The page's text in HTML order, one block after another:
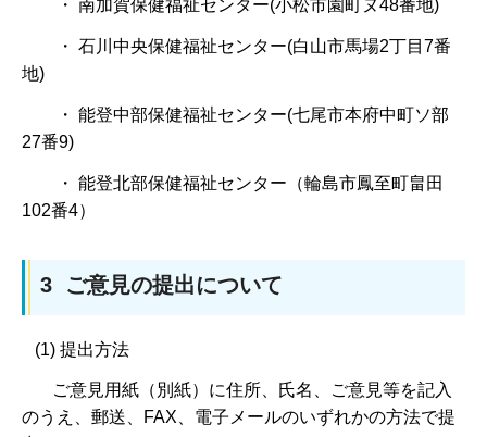
・ 南加賀保健福祉センター(小松市園町ヌ48番地)
・ 石川中央保健福祉センター(白山市馬場2丁目7番
地)
・ 能登中部保健福祉センター(七尾市本府中町ソ部
27番9)
・ 能登北部保健福祉センター（輪島市鳳至町畠田
102番4）
3 ご意見の提出について
(1) 提出方法
ご意見用紙（別紙）に住所、氏名、ご意見等を記入
のうえ、郵送、FAX、電子メールのいずれかの方法で提